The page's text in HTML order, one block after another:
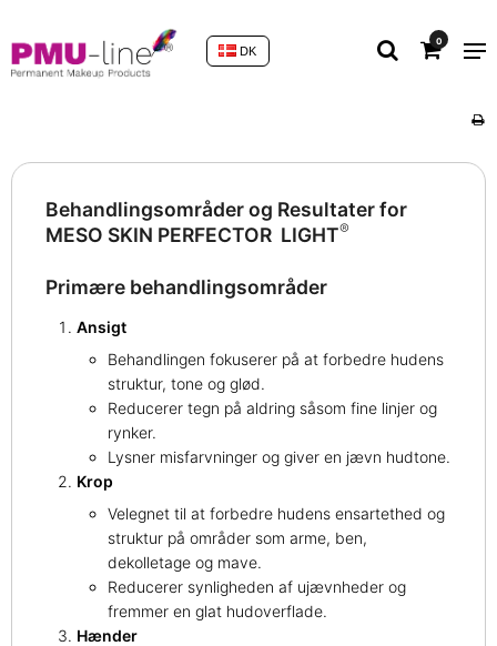
0
DK
Behandlingsområder og Resultater for
MESO SKIN PERFECTOR LIGHT®
Primære behandlingsområder
Ansigt
Behandlingen fokuserer på at forbedre hudens
struktur, tone og glød.
Reducerer tegn på aldring såsom fine linjer og
rynker.
Lysner misfarvninger og giver en jævn hudtone.
Krop
Velegnet til at forbedre hudens ensartethed og
struktur på områder som arme, ben,
dekolletage og mave.
Reducerer synligheden af ujævnheder og
fremmer en glat hudoverflade.
Hænder